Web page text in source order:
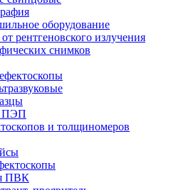
оборудование
рентгеновского излучения
снимков
ПЭП
и толщиномеров
ПВК